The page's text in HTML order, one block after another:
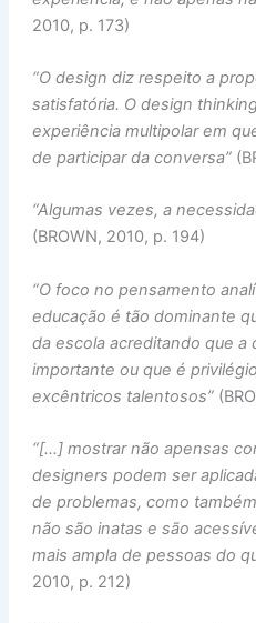
2010, p. 173)
“O design diz respeito a
satisfatória. O design
experiência multipolar em
de participar da conversa”
“Algumas vezes, a
(BROWN, 2010, p. 194)
“O foco no pensamento
educação é tão dominante
da escola acreditando que a
importante ou que é
excêntricos talentosos”
“[…] mostrar não apensas
designers podem ser
de problemas, como
não são inatas e são
mais ampla de pessoas do
2010, p. 212)